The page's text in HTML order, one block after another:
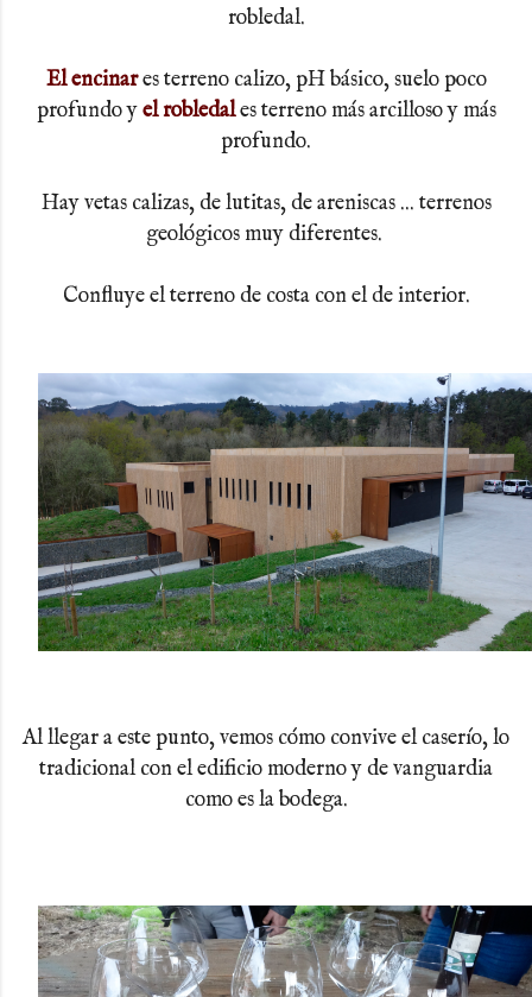
robledal.
El encinares terreno calizo, pH básico, suelo poco
profundo yel robledales terreno más arcilloso y más
profundo.
Hay vetas calizas, de lutitas, de areniscas ... terrenos
geológicos muy diferentes.
Confluye el terreno de costa con el de interior.
Al llegar a este punto, vemos cómo convive el caserío, lo
tradicional con el edificio moderno y de vanguardia
como es la bodega.